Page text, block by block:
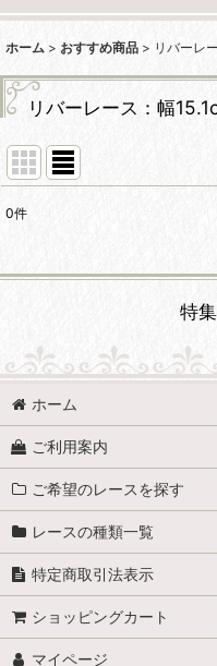
ホーム > おすすめ商品 > リバーレ
リバーレース：幅
在庫あり
0件
特
フリルレース
白色系のレース
黄色 オレンジ系のレース
青、みどり、むらさき系のレ
黒、グレー系のレース
ホーム
ご利用案内
ご希望のレースを探す
レースの種類一覧
特定商取引法表示
ショッピングカート
マイページ